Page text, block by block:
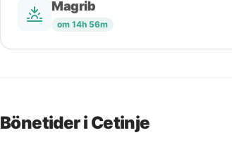
Magrib
om 14h 56m
Bönetider i Cetinje